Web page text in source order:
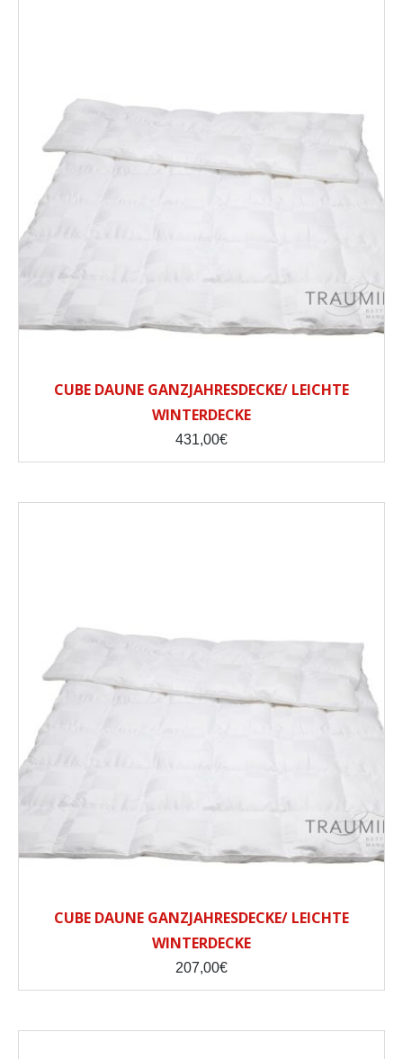
CUBE DAUNE GANZJAHRESDECKE/ LEICHTE
WINTERDECKE
431,00€
CUBE DAUNE GANZJAHRESDECKE/ LEICHTE
WINTERDECKE
207,00€